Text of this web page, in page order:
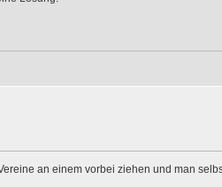
an einem vorbei ziehen und man